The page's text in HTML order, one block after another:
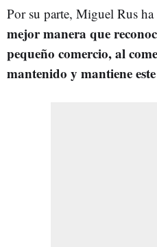
Por su parte, Miguel Rus ha
mejor manera que
pequeño comercio, al
mantenido y mantiene